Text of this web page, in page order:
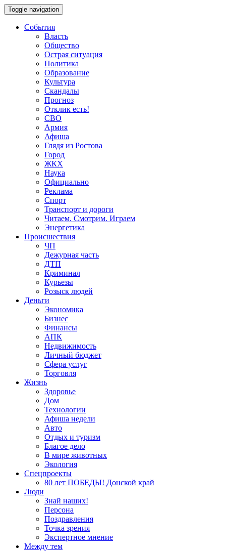
Toggle navigation
События
Власть
Общество
Острая ситуация
Политика
Образование
Культура
Скандалы
Прогноз
Отклик есть!
СВО
Армия
Афиша
Глядя из Ростова
Город
ЖКХ
Наука
Официально
Реклама
Спорт
Транспорт и дороги
Читаем. Смотрим. Играем
Энергетика
Происшествия
ЧП
Дежурная часть
ДТП
Криминал
Курьезы
Розыск людей
Деньги
Экономика
Бизнес
Финансы
АПК
Недвижимость
Личный бюджет
Сфера услуг
Торговля
Жизнь
Здоровье
Дом
Технологии
Афиша недели
Авто
Отдых и туризм
Благое дело
В мире животных
Экология
Спецпроекты
80 лет ПОБЕДЫ! Донской край
Люди
Знай наших!
Персона
Поздравления
Точка зрения
Экспертное мнение
Между тем